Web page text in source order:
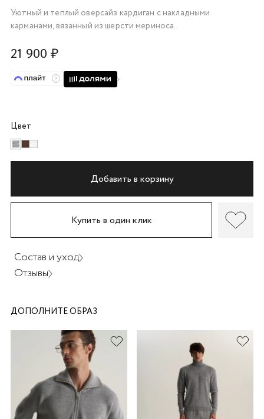
Уютный и теплый оверсайз кардиган с накладными
карманами, вязанный из шерсти мериноса.
21 900 ₽
Цвет
Добавить в корзину
Купить в один клик
Состав и уход
Отзывы
Подробнее
об оплате Плайтом
раз в 2 недели
Остались вопросы?
ДОПОЛНИТЕ ОБРАЗ